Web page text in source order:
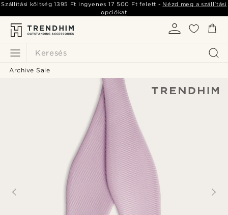
Keresés
Szállítási költség1395 Ft ingyenes 17 500 Ft felett - Nézd meg a szállítási
opciókat
Archive Sale